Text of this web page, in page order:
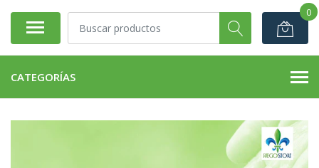
0
CATEGORÍAS